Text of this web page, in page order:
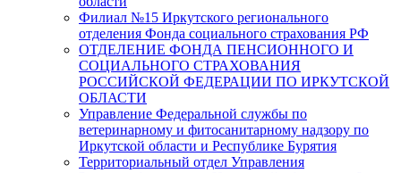
Филиал №15 Иркутского регионального
отделения Фонда социального страхования РФ
ОТДЕЛЕНИЕ ФОНДА ПЕНСИОННОГО И
СОЦИАЛЬНОГО СТРАХОВАНИЯ
РОССИЙСКОЙ ФЕДЕРАЦИИ ПО ИРКУТСКОЙ
ОБЛАСТИ
Управление Федеральной службы по
ветеринарному и фитосанитарному надзору по
Иркутской области и Республике Бурятия
Территориальный отдел Управления